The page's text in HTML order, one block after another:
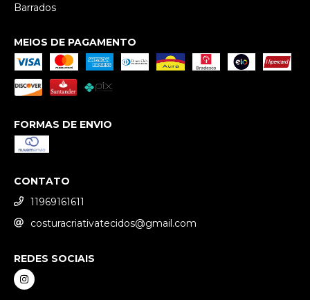
Barrados
MEIOS DE PAGAMENTO
FORMAS DE ENVIO
CONTATO
11969161611
costuracriativatecidos@gmail.com
REDES SOCIAIS